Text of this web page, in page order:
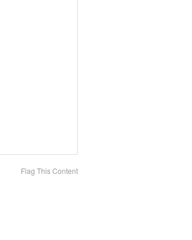
Flag This Content